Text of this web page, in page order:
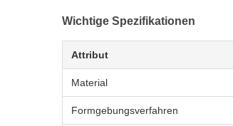
Wichtige Spezifikationen
Attribut
Material
Formgebungsverfahren